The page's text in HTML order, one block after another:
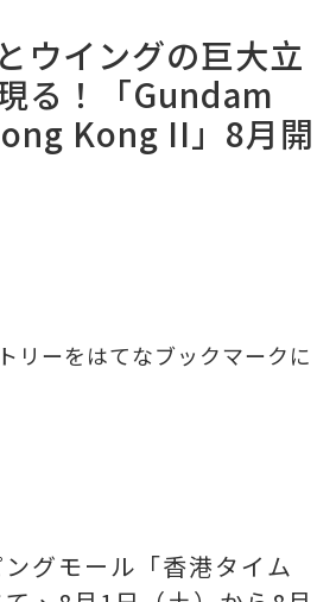
ウイングの巨大立
る！「Gundam
Kong II」8月開
グモール「香港タイム